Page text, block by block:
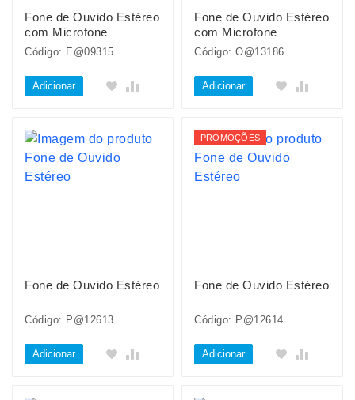
Fone de Ouvido Estéreo
com Microfone
Código: E@09315
Adicionar
Fone de Ouvido Estéreo
com Microfone
Código: O@13186
Adicionar
Fone de Ouvido Estéreo
Código: P@12613
Adicionar
PROMOÇÕES
Fone de Ouvido Estéreo
Código: P@12614
Adicionar